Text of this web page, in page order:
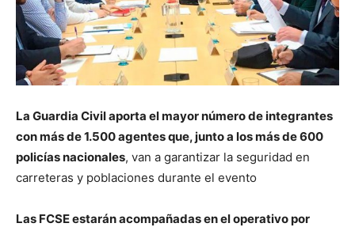
La Guardia Civil aporta el mayor número de integrantes
con más de 1.500 agentes que, junto a los más de 600
policías nacionales, van a garantizar la seguridad en
carreteras y poblaciones durante el evento
Las FCSE estarán acompañadas en el operativo por